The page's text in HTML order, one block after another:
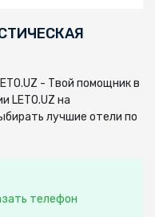
- Твой помощник в
LETO.UZ на
лучшие отели по
телефон